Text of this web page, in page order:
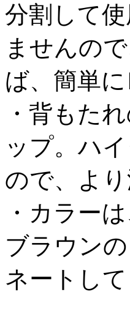
分割して
ませんの
ば、簡単
・背もた
ップ。ハ
ので、よ
・カラー
ブラウン
ネートして